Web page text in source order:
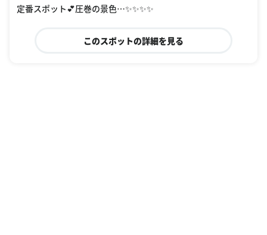
定番スポット💕圧巻の景色…✨✨✨✨
このスポットの詳細を見る